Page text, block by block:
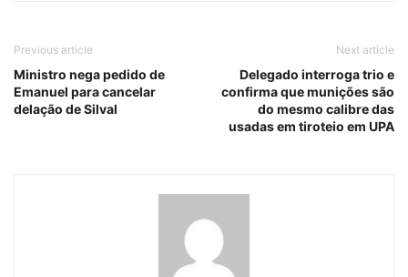
Previous article
Ministro nega pedido de
Emanuel para cancelar
delação de Silval
Next article
Delegado interroga trio e
confirma que munições são
do mesmo calibre das
usadas em tiroteio em UPA